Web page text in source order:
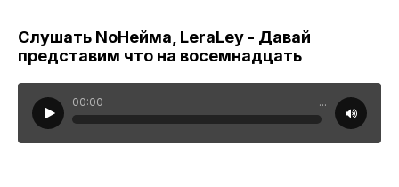
Слушать NoНейма, LeraLey - Давай
представим что на восемнадцать
00:00 ...